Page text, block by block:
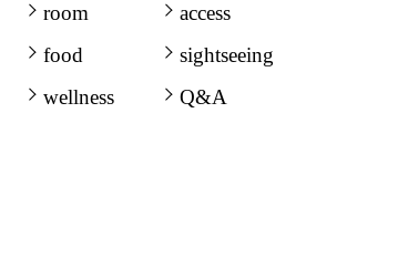
room
food
wellness
access
sightseeing
Q&A